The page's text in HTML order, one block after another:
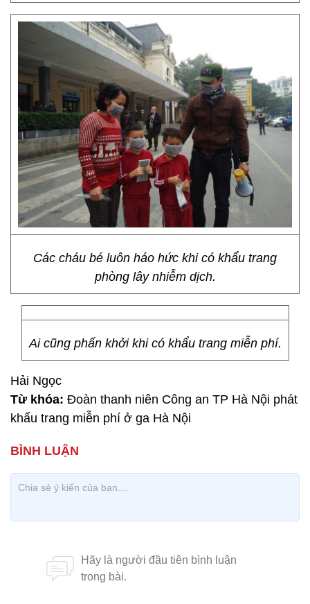
Các cháu bé luôn háo hức khi có khẩu trang
phòng lây nhiễm dịch.
Ai cũng phấn khởi khi có khẩu trang miễn phí.
Hải Ngọc
Từ khóa: Đoàn thanh niên Công an TP Hà Nội phát
khẩu trang miễn phí ở ga Hà Nội